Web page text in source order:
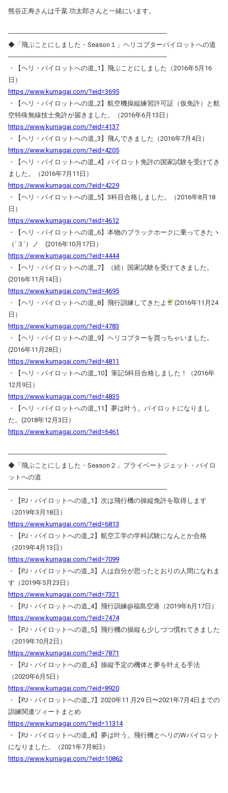
熊谷正寿さんは千葉 功太郎さんと一緒にいます。
――――――――――――――――――――――――
◆「飛ぶことにしました・Season１」ヘリコプターパイロットへの道
――――――――――――――――――――――――
・【ヘリ・パイロットへの道_1】飛ぶことにしました（2016年5月16
日）
https://www.kumagai.com/?eid=3695
・【ヘリ・パイロットへの道_2】航空機操縦練習許可証（仮免許）と航
空特殊無線技士免許が届きました。（2016年6月13日）
https://www.kumagai.com/?eid=4137
・【ヘリ・パイロットへの道_3】飛んできました（2016年7月4日）
https://www.kumagai.com/?eid=4205
・【ヘリ・パイロットへの道_4】パイロット免許の国家試験を受けてき
ました。（2016年7月11日）
https://www.kumagai.com/?eid=4229
・【ヘリ・パイロットへの道_5】3科目合格しました。（2016年8月18
日）
https://www.kumagai.com/?eid=4612
・【ヘリ・パイロットへの道_6】本物のブラックホークに乗ってきたヽ
（´３`）ノ (2016年10月17日）
https://www.kumagai.com/?eid=4444
・【ヘリ・パイロットへの道_7】（続）国家試験を受けてきました。
(2016年11月14日）
https://www.kumagai.com/?eid=4695
・【ヘリ・パイロットへの道_8】飛行訓練してきたよ
(2016年11月24
日）
https://www.kumagai.com/?eid=4783
・【ヘリ・パイロットへの道_9】ヘリコプターを買っちゃいました。
(2016年11月28日）
https://www.kumagai.com/?eid=4811
・【ヘリ・パイロットへの道_10】筆記5科目合格しました！（2016年
12月9日）
https://www.kumagai.com/?eid=4835
・【ヘリ・パイロットへの道_11】夢は叶う。パイロットになりまし
た。(2018年12月3日）
https://www.kumagai.com/?eid=6461
――――――――――――――――――――――――
◆「飛ぶことにしました・Season２」プライベートジェット・パイロ
ットへの道
――――――――――――――――――――――――
・【PJ・パイロットへの道_1】次は飛行機の操縦免許を取得します
（2019年3月18日）
https://www.kumagai.com/?eid=6813
・【PJ・パイロットへの道_2】航空工学の学科試験になんとか合格
（2019年4月13日）
https://www.kumagai.com/?eid=7099
・【PJ・パイロットへの道_3】人は自分が思ったとおりの人間になれま
す（2019年5月23日）
https://www.kumagai.com/?eid=7321
・【PJ・パイロットへの道_4】飛行訓練@福島空港（2019年6月17日）
https://www.kumagai.com/?eid=7474
・【PJ・パイロットへの道_5】飛行機の操縦も少しづつ慣れてきました
（2019年10月2日）
https://www.kumagai.com/?eid=7871
・【PJ・パイロットへの道_6】操縦予定の機体と夢を叶える手法
（2020年6月5日）
https://www.kumagai.com/?eid=8920
・【PJ・パイロットへの道_7】2020年11 月29 日〜2021年7月4日までの
訓練関連ツィートまとめ
https://www.kumagai.com/?eid=11314
・【PJ・パイロットへの道_8】夢は叶う。飛行機とヘリのWパイロット
になりました。（2021年7月8日）
https://www.kumagai.com/?eid=10862